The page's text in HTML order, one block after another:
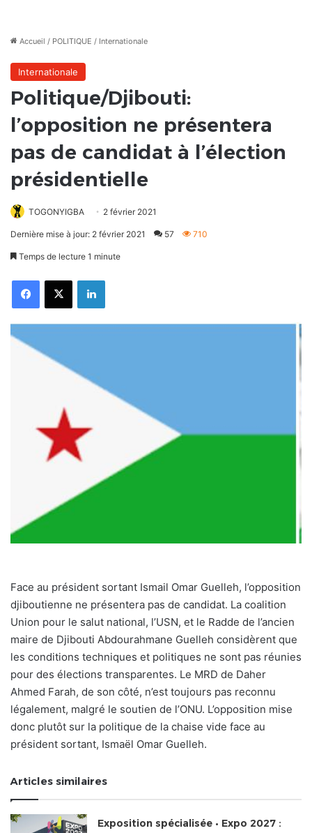
Accueil / POLITIQUE / Internationale
Internationale
Politique/Djibouti:
l’opposition ne présentera
pas de candidat à l’élection
présidentielle
TOGONYIGBA 2 février 2021
Dernière mise à jour: 2 février 2021 57 710
Temps de lecture 1 minute
FacebookX Linkedin
Face au président sortant Ismail Omar Guelleh, l’opposition
djiboutienne ne présentera pas de candidat. La coalition
Union pour le salut national, l’USN, et le Radde de l’ancien
maire de Djibouti Abdourahmane Guelleh considèrent que
les conditions techniques et politiques ne sont pas réunies
pour des élections transparentes. Le MRD de Daher
Ahmed Farah, de son côté, n’est toujours pas reconnu
légalement, malgré le soutien de l’ONU. L’opposition mise
donc plutôt sur la politique de la chaise vide face au
président sortant, Ismaël Omar Guelleh.
Articles similaires
Exposition spécialisée • Expo 2027 :